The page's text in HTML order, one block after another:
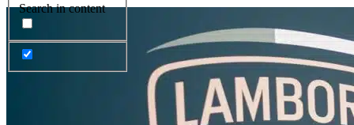
Search in content